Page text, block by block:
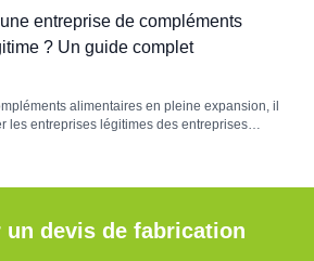
entreprise de compléments
? Un guide complet
alimentaires en pleine expansion, il
les entreprises légitimes des entreprises
un devis de fabrication